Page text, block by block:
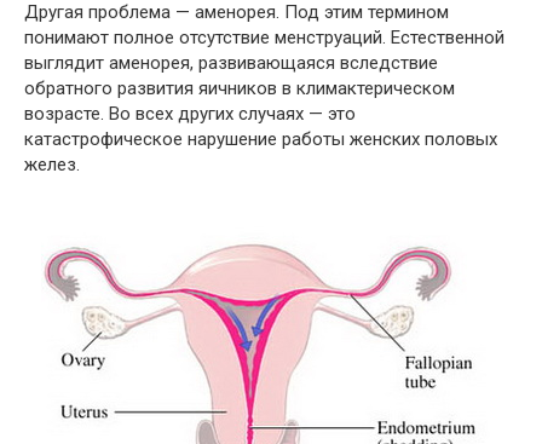
Другая проблема — аменорея. Под этим термином
понимают полное отсутствие менструаций. Естественной
выглядит аменорея, развивающаяся вследствие
обратного развития яичников в климактерическом
возрасте. Во всех других случаях — это
катастрофическое нарушение работы женских половых
желез.